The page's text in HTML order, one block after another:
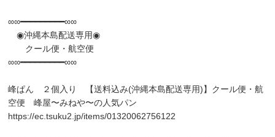
∞∞━━━━━━━━━∞∞
◉沖縄本島配送専用◉
クール便・航空便
∞∞━━━━━━━━━∞∞
峰ぱん ２個入り 【送料込み(沖縄本島配送専用)】クール便・航
空便 峰屋〜みねや〜の人気パン
https://ec.tsuku2.jp/items/01320062756122